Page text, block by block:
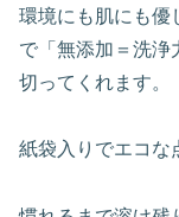
環境にも肌にも優
で「無添加＝洗浄
切ってくれます。
紙袋入りでエコな